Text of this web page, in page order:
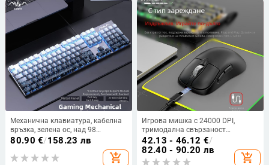
Механична клавиатура, кабелна
връзка, зелена ос, над 98
клавиша, едноцветно
80.90 €/158.23 лв
add_shopping_cart
Игрова мишка с 24000 DPI,
тримодална свързаност
(проводна, 2.4G, Bluetooth),
програмиране на макро, 6 бутона
42.13 - 46.12 €/
82.40 - 90.20 лв
add_shopping_cart